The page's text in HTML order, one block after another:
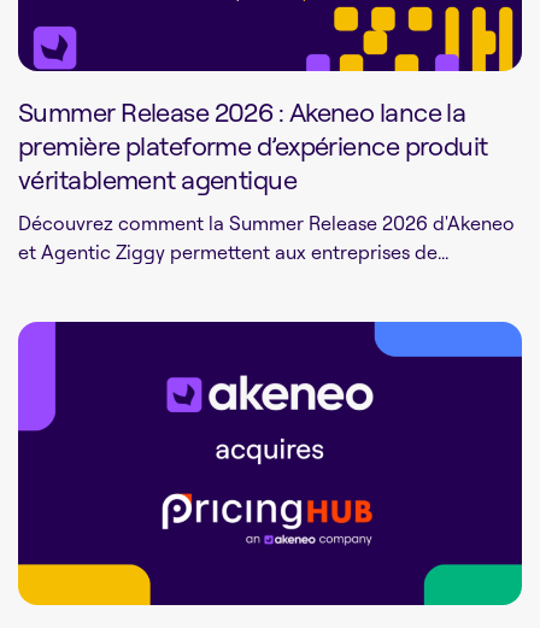
Summer Release 2026 : Akeneo lance la
première plateforme d’expérience produit
véritablement agentique
Découvrez comment la Summer Release 2026 d'Akeneo
et Agentic Ziggy permettent aux entreprises de...